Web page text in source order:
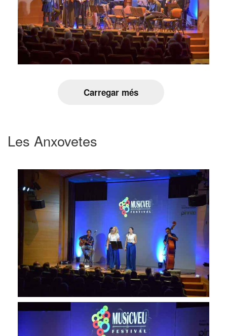
Carregar més
Les Anxovetes